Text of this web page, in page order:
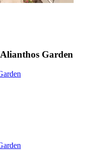
Garden